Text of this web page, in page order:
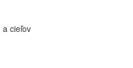
a cieľov